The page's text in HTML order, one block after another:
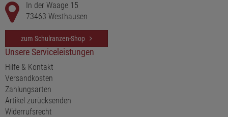
In der Waage 15
73463 Westhausen
zum Schulranzen-Shop
Unsere Serviceleistungen
Hilfe & Kontakt
Versandkosten
Zahlungsarten
Artikel zurücksenden
Widerrufsrecht